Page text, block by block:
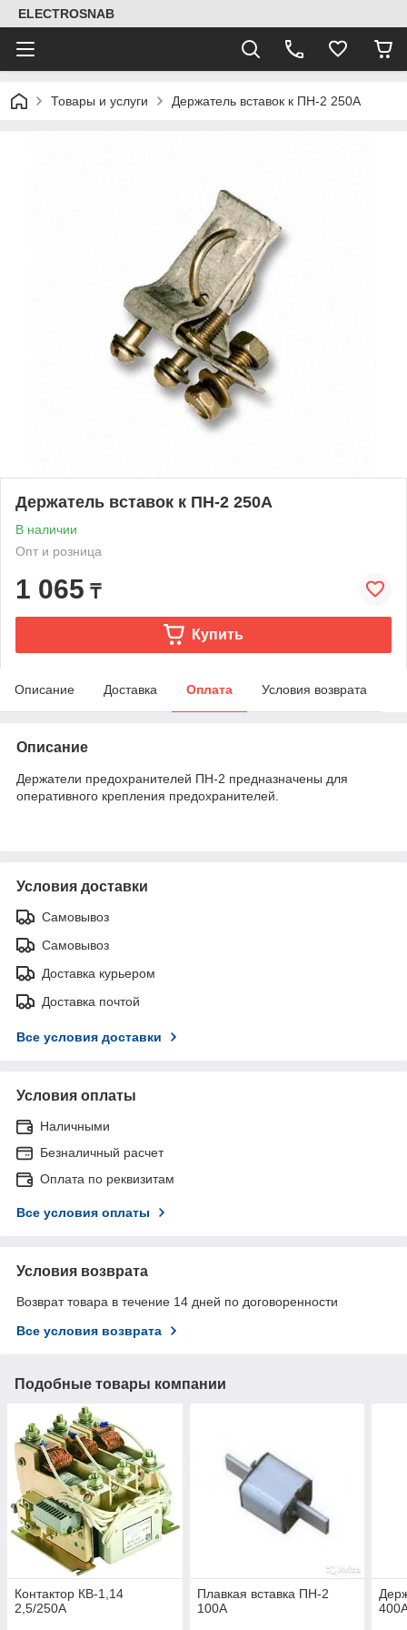
ELECTROSNAB
Товары и услуги Держатель вставок к ПН-2 250А
Держатель вставок к ПН-2 250А
В наличии
Опт и розница
1 065 ₸
Купить
Описание Доставка Оплата Условия возврата
Описание
Держатели предохранителей ПН-2 предназначены для
оперативного крепления предохранителей.
Условия доставки
Самовывоз
Самовывоз
Доставка курьером
Доставка почтой
Все условия доставки
Условия оплаты
Наличными
Безналичный расчет
Оплата по реквизитам
Все условия оплаты
Условия возврата
Возврат товара в течение 14 дней по договоренности
Все условия возврата
Подобные товары компании
Контактор КВ-1,14
2,5/250А
Плавкая вставка ПН-2
100А